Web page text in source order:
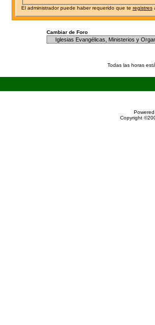
El administrador puede haber requerido que te registres
Cambiar de Foro
Todas las horas
Copyright